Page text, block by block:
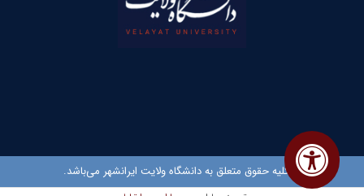
© کلیه حقوق متعلق به دانشگاه ولایت ایرانشهر می‌باشد.